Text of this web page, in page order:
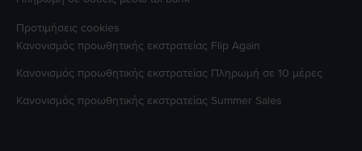
Προτιμήσεις cookies
Κανονισμός προωθητικής εκστρατείας Flip Again
Κανονισμός προωθητικής εκστρατείας Πληρωμή σε 10 μέρες
Κανονισμός προωθητικής εκστρατείας Summer Sales